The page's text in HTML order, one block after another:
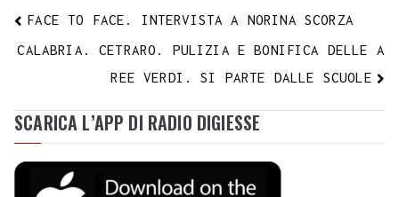
FACE TO FACE. INTERVISTA A NORINA SCORZA
CALABRIA. CETRARO. PULIZIA E BONIFICA DELLE A
REE VERDI. SI PARTE DALLE SCUOLE
SCARICA L’APP DI RADIO DIGIESSE